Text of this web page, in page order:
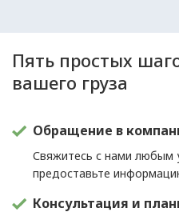
Пять простых
вашего груза
Обращение в
Свяжитесь с нами любым
предоставьте
Консультация и